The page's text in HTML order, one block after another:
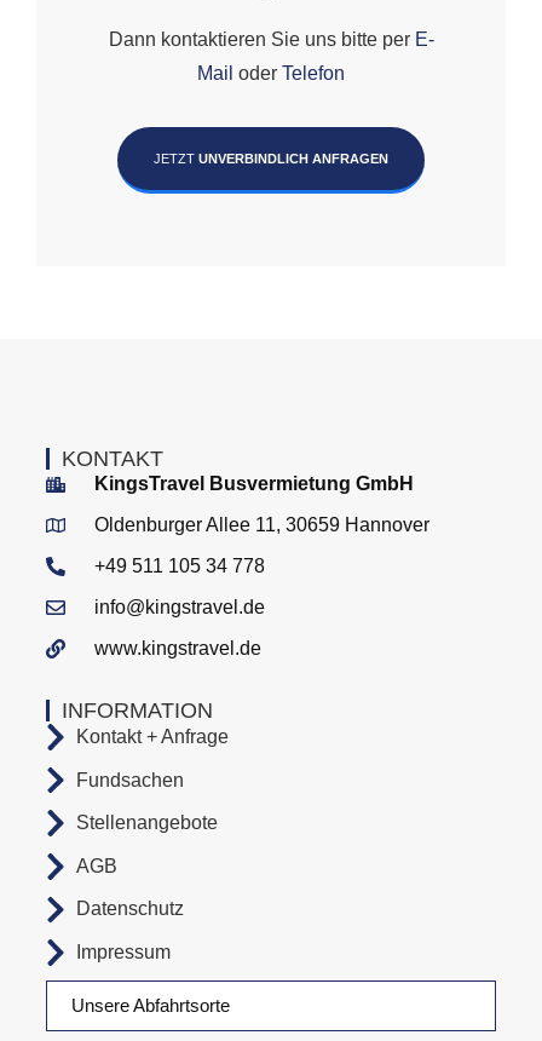
Dann kontaktieren Sie uns bitte per E-
Mail oder Telefon
JETZT UNVERBINDLICH ANFRAGEN
Unsere Abfahrtsorte
INFORMATION
Kontakt + Anfrage
Fundsachen
Stellenangebote
AGB
Datenschutz
Impressum
KONTAKT
KingsTravel Busvermietung GmbH
Oldenburger Allee 11, 30659 Hannover
+49 511 105 34 778
info@kingstravel.de
www.kingstravel.de